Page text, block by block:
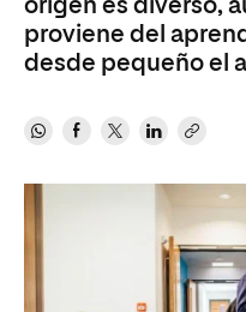
origen es diverso,
proviene del
desde pequeño el